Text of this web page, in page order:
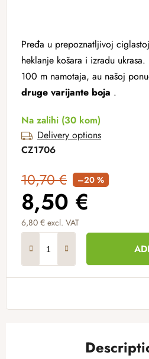
Pređa u prepoznatljivoj
heklanje košara i izradu
100 m namotaja, au našoj
druge varijante boja .
Na zalihi (30 kom)
Delivery options
CZ1706
10,70 € –20 %
8,50 €
6,80 € excl. VAT